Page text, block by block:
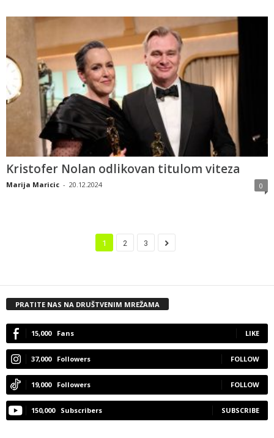
Kristofer Nolan odlikovan titulom viteza
Marija Maricic - 20.12.2024 0
1 2 3
PRATITE NAS NA DRUŠTVENIM MREŽAMA
15,000 Fans LIKE
37,000 Followers FOLLOW
19,000 Followers FOLLOW
150,000 Subscribers SUBSCRIBE